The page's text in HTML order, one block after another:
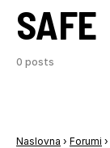
SAFE
0 posts
Naslovna › Forumi ›